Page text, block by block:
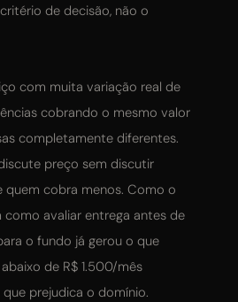
de decisão, não o
com muita variação real de
cobrando o mesmo valor
completamente diferentes.
preço sem discutir
quem cobra menos. Como o
avaliar entrega antes de
o fundo já gerou o que
de R$ 1.500/mês
prejudica o domínio.